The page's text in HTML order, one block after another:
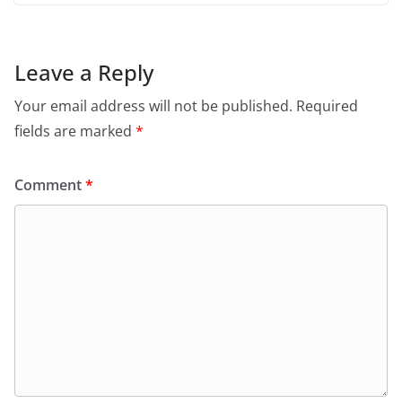
Leave a Reply
Your email address will not be published. Required
fields are marked *
Comment*